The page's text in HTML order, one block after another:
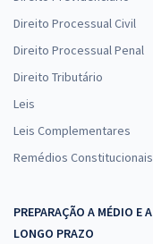
Direito Processual Civil
Direito Processual Penal
Direito Tributário
Leis
Leis Complementares
Remédios Constitucionais
PREPARAÇÃO A MÉDIO E A
LONGO PRAZO